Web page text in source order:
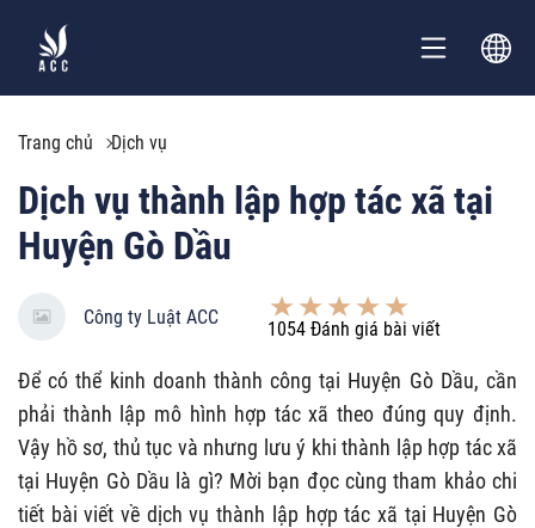
Trang chủ Dịch vụ
Dịch vụ thành lập hợp tác xã tại
Huyện Gò Dầu
Công ty Luật ACC
1054 Đánh giá bài viết
Để có thể kinh doanh thành công tại Huyện Gò Dầu, cần
phải thành lập mô hình hợp tác xã theo đúng quy định.
Vậy hồ sơ, thủ tục và nhưng lưu ý khi thành lập hợp tác xã
tại Huyện Gò Dầu là gì? Mời bạn đọc cùng tham khảo chi
tiết bài viết về dịch vụ thành lập hợp tác xã tại Huyện Gò